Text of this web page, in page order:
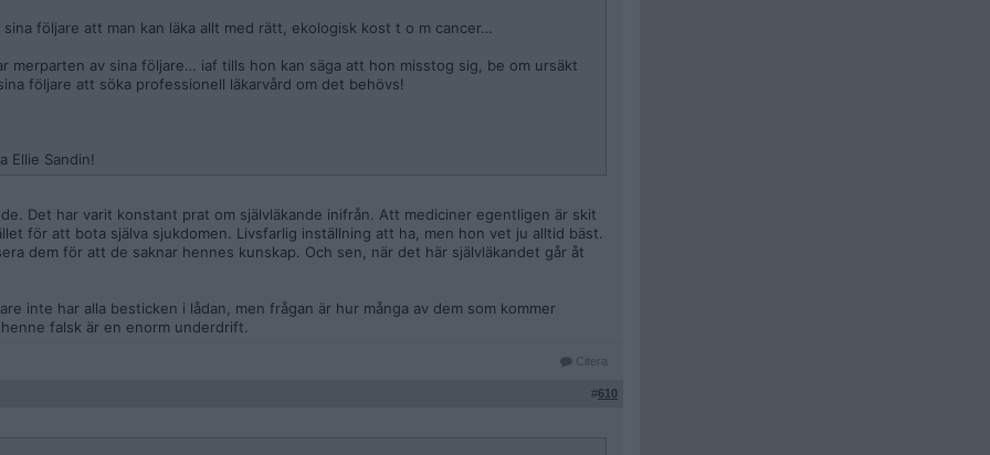
följare att man kan läka allt med rätt, ekologisk kost t o m cancer…
merparten av sina följare… iaf tills hon kan säga att hon misstog sig, be om ursäkt
följare att söka professionell läkarvård om det behövs!
Ellie Sandin!
Det har varit konstant prat om självläkande inifrån. Att mediciner egentligen är skit
för att bota själva sjukdomen. Livsfarlig inställning att ha, men hon vet ju alltid bäst.
dem för att de saknar hennes kunskap. Och sen, när det här självläkandet går åt
inte har alla besticken i lådan, men frågan är hur många av dem som kommer
falsk är en enorm underdrift.
Citera
#610